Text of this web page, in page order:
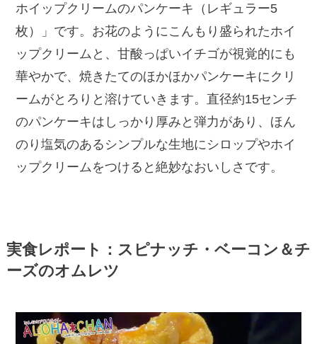
ホイップクリームのパンケーキ（レギュラー5
枚）」です。お花のようにこんもり盛られたホイ
ップクリームと、甘酸っぱいイチゴが視覚的にも
華やかで、焼きたてのほかほかパンケーキにクリ
ームがとろりと溶けていきます。直径約15センチ
のパンケーキはしっかり厚みと弾力があり、ほん
のり塩気のあるシンプルな生地にシロップやホイ
ップクリームをつけると絶妙なおいしさです。
実食レポート：スピナッチ・ベーコン＆チ
ーズのオムレツ